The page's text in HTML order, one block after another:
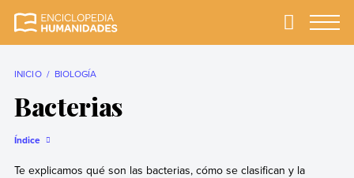
completa y más
Primary
INICIO BIOLOGÍA
Bacterias
Índice
Te explicamos qué son las bacterias, cómo se clasifican y la